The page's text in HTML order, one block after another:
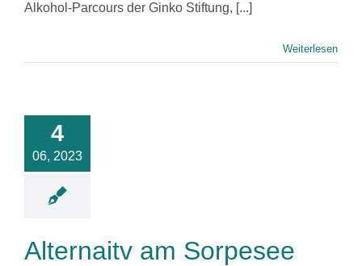
Alkohol-Parcours der Ginko Stiftung, [...]
Weiterlesen
4
06, 2023
am
News
Alternaitv am Sorpesee